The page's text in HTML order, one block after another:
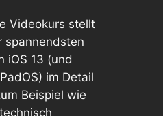
Videokurs stellt
spannendsten
iOS 13 (und
im Detail
Beispiel wie